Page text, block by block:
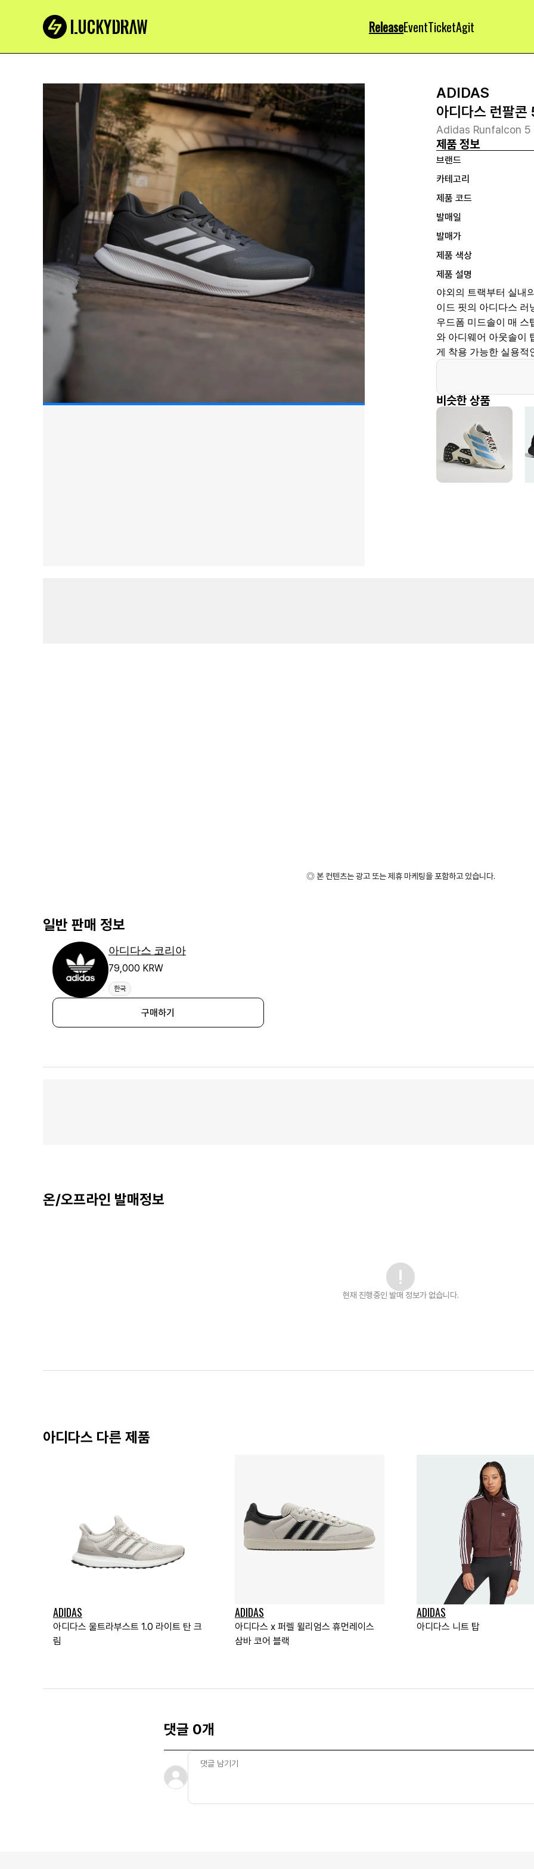
ReleaseEventTicketAgit
ADIDAS
아디다스 런팔콘
Adidas Runfalcon
제품 정보
브랜드
카테고리
제품 코드
발매일
발매가
제품 색상
제품 설명
야외의 트랙부터 실내
이드 핏의 아디다스
우드폼 미드솔이 매
와 아디웨어 아웃솔이
게 착용 가능한 실용적
비슷한 상품
◎ 본 컨텐츠는 광고 또는 제휴 마케팅을 포함하고 있습니다.
일반 판매 정보
아디다스 코리아
79,000 KRW
한국
구매하기
온/오프라인 발매정보
현재 진행중인 발매 정보가 없습니다.
아디다스 다른 제품
ADIDAS
아디다스 울트라부스트 1.0 라이트 탄 크
림
ADIDAS
아디다스 x 퍼렐 윌리엄스 휴먼레이스
삼바 코어 블랙
ADIDAS
아디다스 니트 탑
댓글 0개